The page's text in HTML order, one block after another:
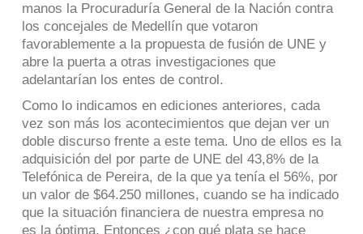
manos la Procuraduría General de la Nación contra
los concejales de Medellín que votaron
favorablemente a la propuesta de fusión de UNE y
abre la puerta a otras investigaciones que
adelantarían los entes de control.
Como lo indicamos en ediciones anteriores, cada
vez son más los acontecimientos que dejan ver un
doble discurso frente a este tema. Uno de ellos es la
adquisición del por parte de UNE del 43,8% de la
Telefónica de Pereira, de la que ya tenía el 56%, por
un valor de $64.250 millones, cuando se ha indicado
que la situación financiera de nuestra empresa no
es la óptima. Entonces ¿con qué plata se hace